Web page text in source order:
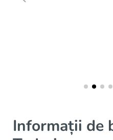
Viagra
Informații de